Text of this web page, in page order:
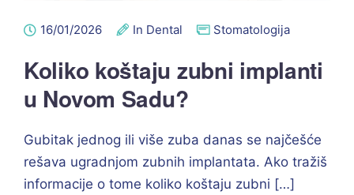
16/01/2026 In Dental Stomatologija
Koliko koštaju zubni implanti
u Novom Sadu?
Gubitak jednog ili više zuba danas se najčešće
rešava ugradnjom zubnih implantata. Ako tražiš
informacije o tome koliko koštaju zubni […]